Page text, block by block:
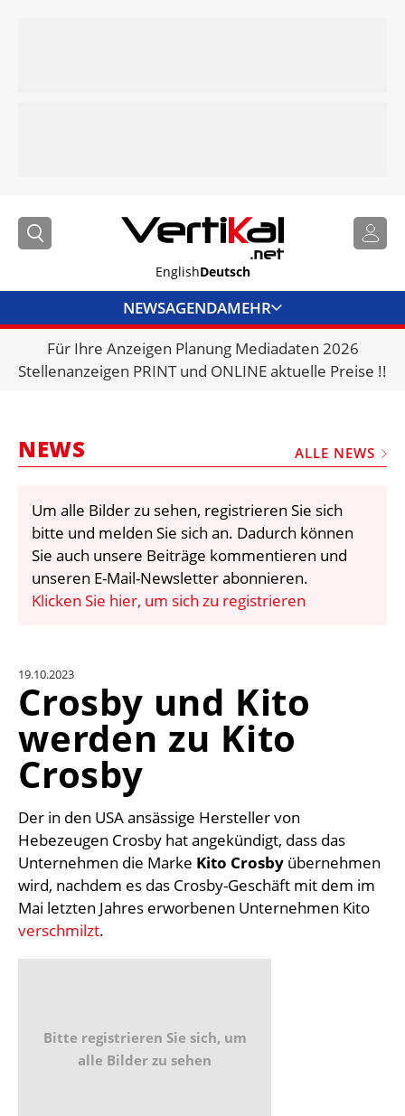
EnglishDeutsch
NEWSAGENDAMEHR
BRANCHENLINKS
VERMIETER
VIDEOS
BIBLIOTHEK
KRAN & BÜHNE
EINHEITENKONVERTER
KONTAKT
Für Ihre Anzeigen Planung Mediadaten 2026
Stellenanzeigen PRINT und ONLINE aktuelle Preise !!
NEWS ALLE NEWS
Um alle Bilder zu sehen, registrieren Sie sich
bitte und melden Sie sich an. Dadurch können
Sie auch unsere Beiträge kommentieren und
unseren E-Mail-Newsletter abonnieren.
Klicken Sie hier, um sich zu registrieren
19.10.2023
Crosby und Kito
werden zu Kito
Crosby
Der in den USA ansässige Hersteller von
Hebezeugen Crosby hat angekündigt, dass das
Unternehmen die Marke Kito Crosby übernehmen
wird, nachdem es das Crosby-Geschäft mit dem im
Mai letzten Jahres erworbenen Unternehmen Kito
verschmilzt.
Bitte registrieren Sie sich, um
alle Bilder zu sehen